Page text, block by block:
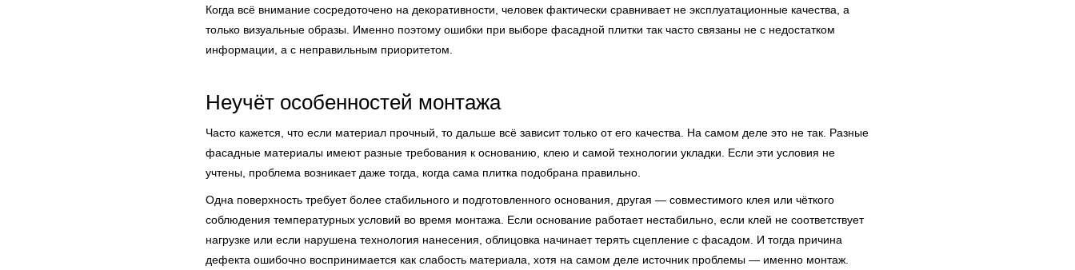
Когда всё внимание сосредоточено на декоративности, человек фактически сравнивает не эксплуатационные качества, а
только визуальные образы. Именно поэтому ошибки при выборе фасадной плитки так часто связаны не с недостатком
информации, а с неправильным приоритетом.
Неучёт особенностей монтажа
Часто кажется, что если материал прочный, то дальше всё зависит только от его качества. На самом деле это не так. Разные
фасадные материалы имеют разные требования к основанию, клею и самой технологии укладки. Если эти условия не
учтены, проблема возникает даже тогда, когда сама плитка подобрана правильно.
Одна поверхность требует более стабильного и подготовленного основания, другая — совместимого клея или чёткого
соблюдения температурных условий во время монтажа. Если основание работает нестабильно, если клей не соответствует
нагрузке или если нарушена технология нанесения, облицовка начинает терять сцепление с фасадом. И тогда причина
дефекта ошибочно воспринимается как слабость материала, хотя на самом деле источник проблемы — именно монтаж.